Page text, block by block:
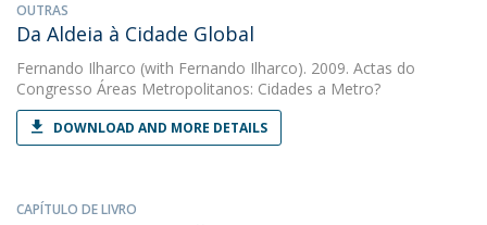
OUTRAS
Da Aldeia à Cidade Global
Fernando Ilharco (with Fernando Ilharco). 2009. Actas do
Congresso Áreas Metropolitanos: Cidades a Metro?
DOWNLOAD AND MORE DETAILS
CAPÍTULO DE LIVRO